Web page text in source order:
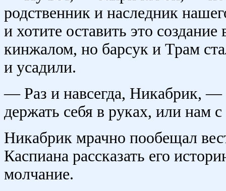
родственник и наследник
и хотите оставить это
кинжалом, но барсук и Трам
и усадили.
— Раз и навсегда, Никабрик,
держать себя в руках, или нам
Никабрик мрачно пообещал
Каспиана рассказать его
молчание.